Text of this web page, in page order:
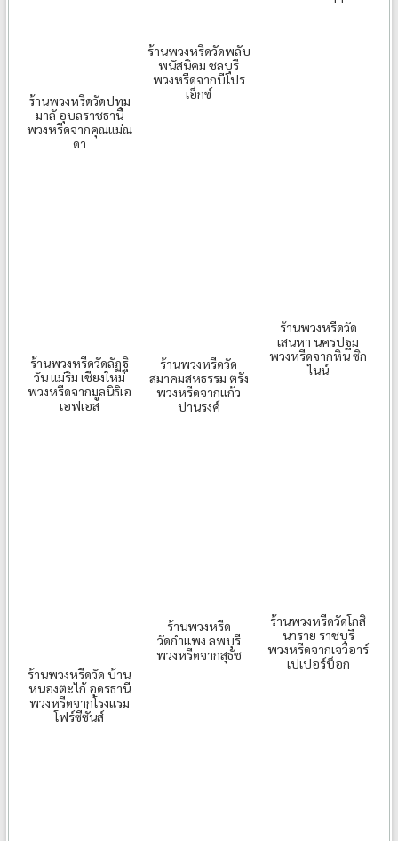
ร้านพวงหรีดวัดปทุม
มาลั อุบลราชธานี
พวงหรีดจากคุณแม่ณ
ดา
ร้านพวงหรีดวัดพลับ
พนัสนิคม ชลบุรี
พวงหรีดจากบีโปร
เอ็กซ์
ร้านพวงหรีดวัดลัฏฐิ
วัน แม่ริม เชียงใหม่
พวงหรีดจากมูลนิธิเอ
เอฟเอส
ร้านพวงหรีดวัด
สมาคมสหธรรม ตรัง
พวงหรีดจากแก้ว
ปานรงค์
ร้านพวงหรีดวัด
เสนหา นครปฐม
พวงหรีดจากหิน ซิก
ไนน์
ร้านพวงหรีดวัด บ้าน
หนองตะไก้ อุดรธานี
พวงหรีดจากโรงแรม
โฟร์ซีซั่นส์
ร้านพวงหรีด
วัดกำแพง ลพบุรี
พวงหรีดจากสุธัช
ร้านพวงหรีดวัดโกสิ
นาราย ราชบุรี
พวงหรีดจากเจวีอาร์
เปเปอร์บ็อก